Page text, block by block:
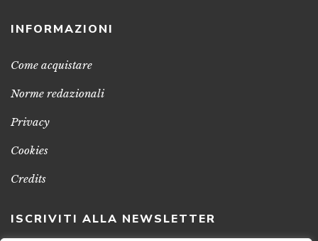
INFORMAZIONI
Come acquistare
Norme redazionali
Privacy
Cookies
Credits
ISCRIVITI ALLA NEWSLETTER